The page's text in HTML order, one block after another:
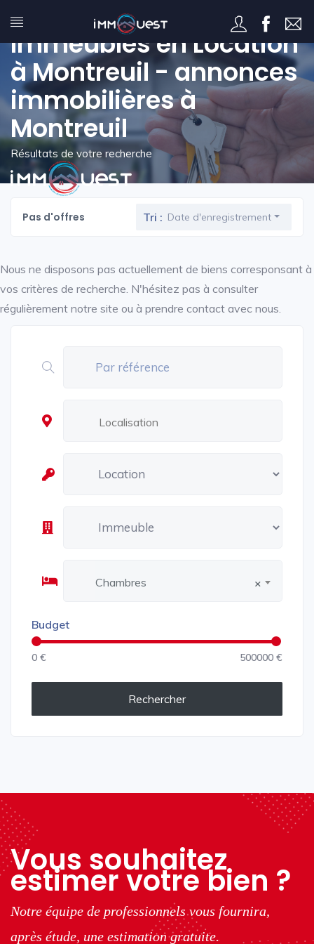
Immeubles en Location
à Montreuil - annonces
immobilières à
Montreuil
Résultats de votre recherche
×
Chambres
Budget
0 € 500000 €
Rechercher
Pas d'offres Tri : Date d'enregistrement
Nous ne disposons pas actuellement de biens corresponsant à
vos critères de recherche. N'hésitez pas à consulter
régulièrement notre site ou à prendre contact avec nous.
Vous souhaitez
estimer votre bien ?
Notre équipe de professionnels vous fournira,
après étude, une estimation gratuite.